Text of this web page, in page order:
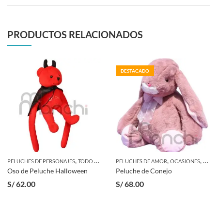
PRODUCTOS RELACIONADOS
PELUCHES DE PERSONAJES, TODO PELUCHES
Oso de Peluche Halloween
S/62.00
DESTACADO
PELUCHES DE AMOR, OCASIONES, SAN
Peluche de Conejo
S/68.00